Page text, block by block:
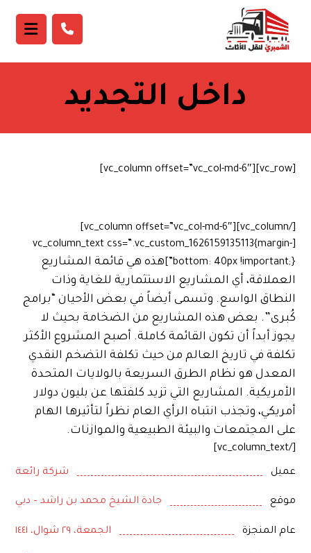
داخل التجديد
[vc_row][vc_column offset=”vc_col-md-6″]
[/vc_column][vc_column offset=”vc_col-md-6″]
[vc_column_text css=”.vc_custom_1626159135113{margin-
bottom: 40px !important;}”]
هذه هي قائمة المشاريع
العملاقة، أي المشاريع الاستثمارية للغاية وذات
النطاق الواسع. وتسمى أيضاً في بعض الأحيان “برامج
كُبرى”. بعض هذه المشاريع من الضخامة بحيث لا
يجوز أبداً أن تكون القائمة كاملة. أصبح المشروع الأكثر
تكلفة في تاريخ العالم من حيث تكلفة التضخم النقدي
المعدل هو نظام الطرق السريعة بالولايات المتحدة
الأمريكية. المشاريع التي تزيد كلفتها عن بليون دولار
أمريكي، وتجذب انتباه الرأي العام نظراً لتأثيرها الهام
على المجتمعات والبيئة الطبيعية والموازنات.
[/vc_column_text]
عميل شركة رائعة
موقع جادة الشيخ محمد بن راشد – دبي
عام المنجزة الجمعة، ٢٩ شوال، ١٤٤١